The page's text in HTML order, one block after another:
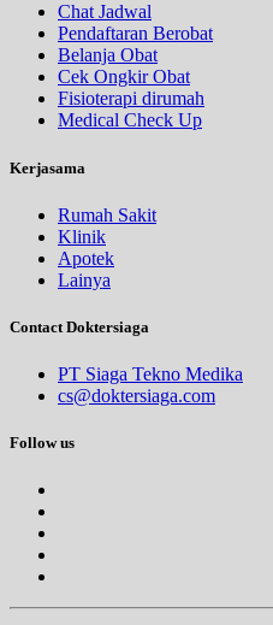
Chat Jadwal
Pendaftaran Berobat
Belanja Obat
Cek Ongkir Obat
Fisioterapi dirumah
Medical Check Up
Kerjasama
Rumah Sakit
Klinik
Apotek
Lainya
Contact Doktersiaga
PT Siaga Tekno Medika
cs@doktersiaga.com
Follow us